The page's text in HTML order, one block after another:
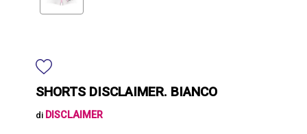
SHORTS DISCLAIMER. BIANCO
di DISCLAIMER